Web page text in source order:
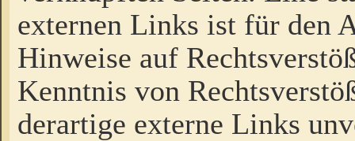
externen Links ist für den
Hinweise auf
Kenntnis von
derartige externe Links